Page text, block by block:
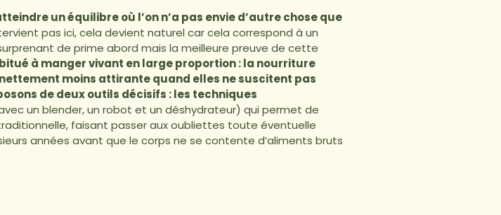
un équilibre où l’on n’a pas envie d’autre chose que
pas ici, cela devient naturel car cela correspond à un
de prime abord mais la meilleure preuve de cette
à manger vivant en large proportion : la nourriture
moins attirante quand elles ne suscitent pas
de deux outils décisifs : les techniques
un blender, un robot et un déshydrateur) qui permet de
faisant passer aux oubliettes toute éventuelle
années avant que le corps ne se contente d’aliments bruts